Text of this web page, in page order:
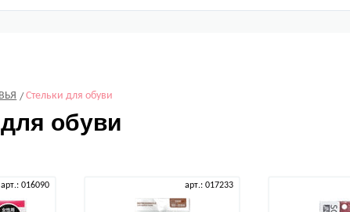
Стельки для обуви
обуви
арт.: 016090 арт.: 017233